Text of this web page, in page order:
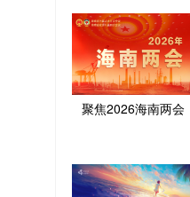
聚焦2026海南两会